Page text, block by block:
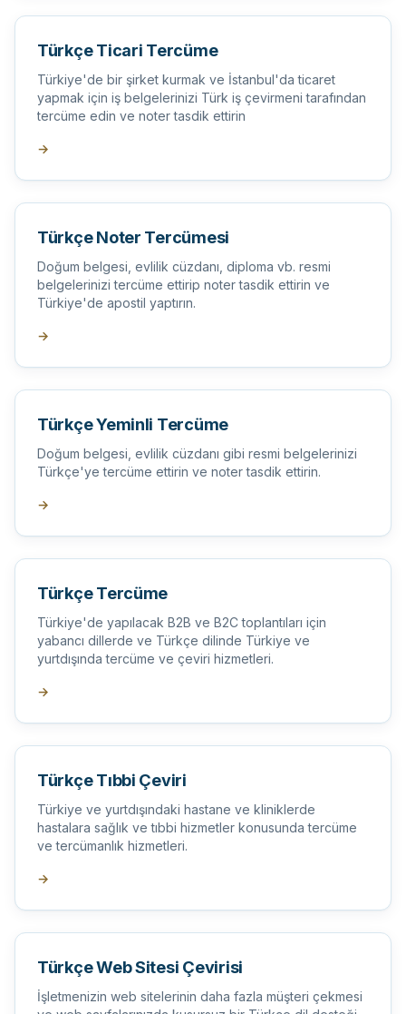
Türkçe Ticari Tercüme
Türkiye'de bir şirket kurmak ve İstanbul'da ticaret
yapmak için iş belgelerinizi Türk iş çevirmeni tarafından
tercüme edin ve noter tasdik ettirin
→
Türkçe Noter Tercümesi
Doğum belgesi, evlilik cüzdanı, diploma vb. resmi
belgelerinizi tercüme ettirip noter tasdik ettirin ve
Türkiye'de apostil yaptırın.
→
Türkçe Yeminli Tercüme
Doğum belgesi, evlilik cüzdanı gibi resmi belgelerinizi
Türkçe'ye tercüme ettirin ve noter tasdik ettirin.
→
Türkçe Tercüme
Türkiye'de yapılacak B2B ve B2C toplantıları için
yabancı dillerde ve Türkçe dilinde Türkiye ve
yurtdışında tercüme ve çeviri hizmetleri.
→
Türkçe Tıbbi Çeviri
Türkiye ve yurtdışındaki hastane ve kliniklerde
hastalara sağlık ve tıbbi hizmetler konusunda tercüme
ve tercümanlık hizmetleri.
→
Türkçe Web Sitesi Çevirisi
İşletmenizin web sitelerinin daha fazla müşteri çekmesi